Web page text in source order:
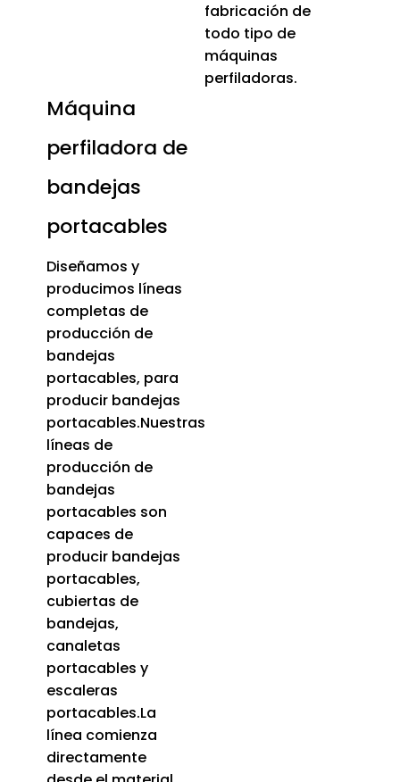
fabricación de
todo tipo de
máquinas
perfiladoras.
Máquina
perfiladora de
bandejas
portacables
Diseñamos y
producimos líneas
completas de
producción de
bandejas
portacables, para
producir bandejas
portacables.Nuestras
líneas de
producción de
bandejas
portacables son
capaces de
producir bandejas
portacables,
cubiertas de
bandejas,
canaletas
portacables y
escaleras
portacables.La
línea comienza
directamente